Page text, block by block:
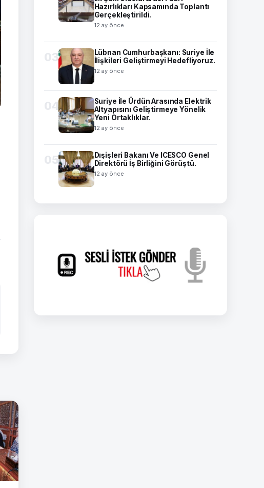
Hazırlıkları Kapsamında Toplantı
Gerçekleştirildi.
12 ay önce
03
Lübnan Cumhurbaşkanı: Suriye İle
İlişkileri Geliştirmeyi Hedefliyoruz.
12 ay önce
04
Suriye İle Ürdün Arasında Elektrik
Altyapısını Geliştirmeye Yönelik
Yeni Ortaklıklar.
12 ay önce
05
Dışişleri Bakanı Ve ICESCO Genel
Direktörü İş Birliğini Görüştü.
12 ay önce